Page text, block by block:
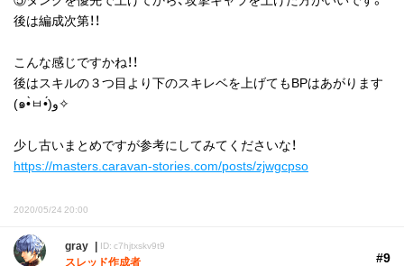
後は編成次第！！
こんな感じですかね！！
後はスキルの３つ目より下のスキレベを上げてもBPはあがります
(๑•̀ㅂ•́)و✧
少し古いまとめですが参考にしてみてくださいな！
https://masters.caravan-stories.com/posts/zjwgcpso
2020/05/24 20:00
gray ID: c7hjtxskv9t9
スレッド作成者 #9